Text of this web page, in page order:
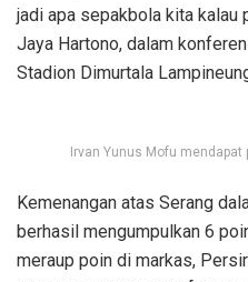
jadi apa sepakbola kita kalau
Jaya Hartono, dalam
Stadion Dimurtala
Irvan Yunus Mofu mendapat
Kemenangan atas Serang
berhasil mengumpulkan 6
meraup poin di markas,